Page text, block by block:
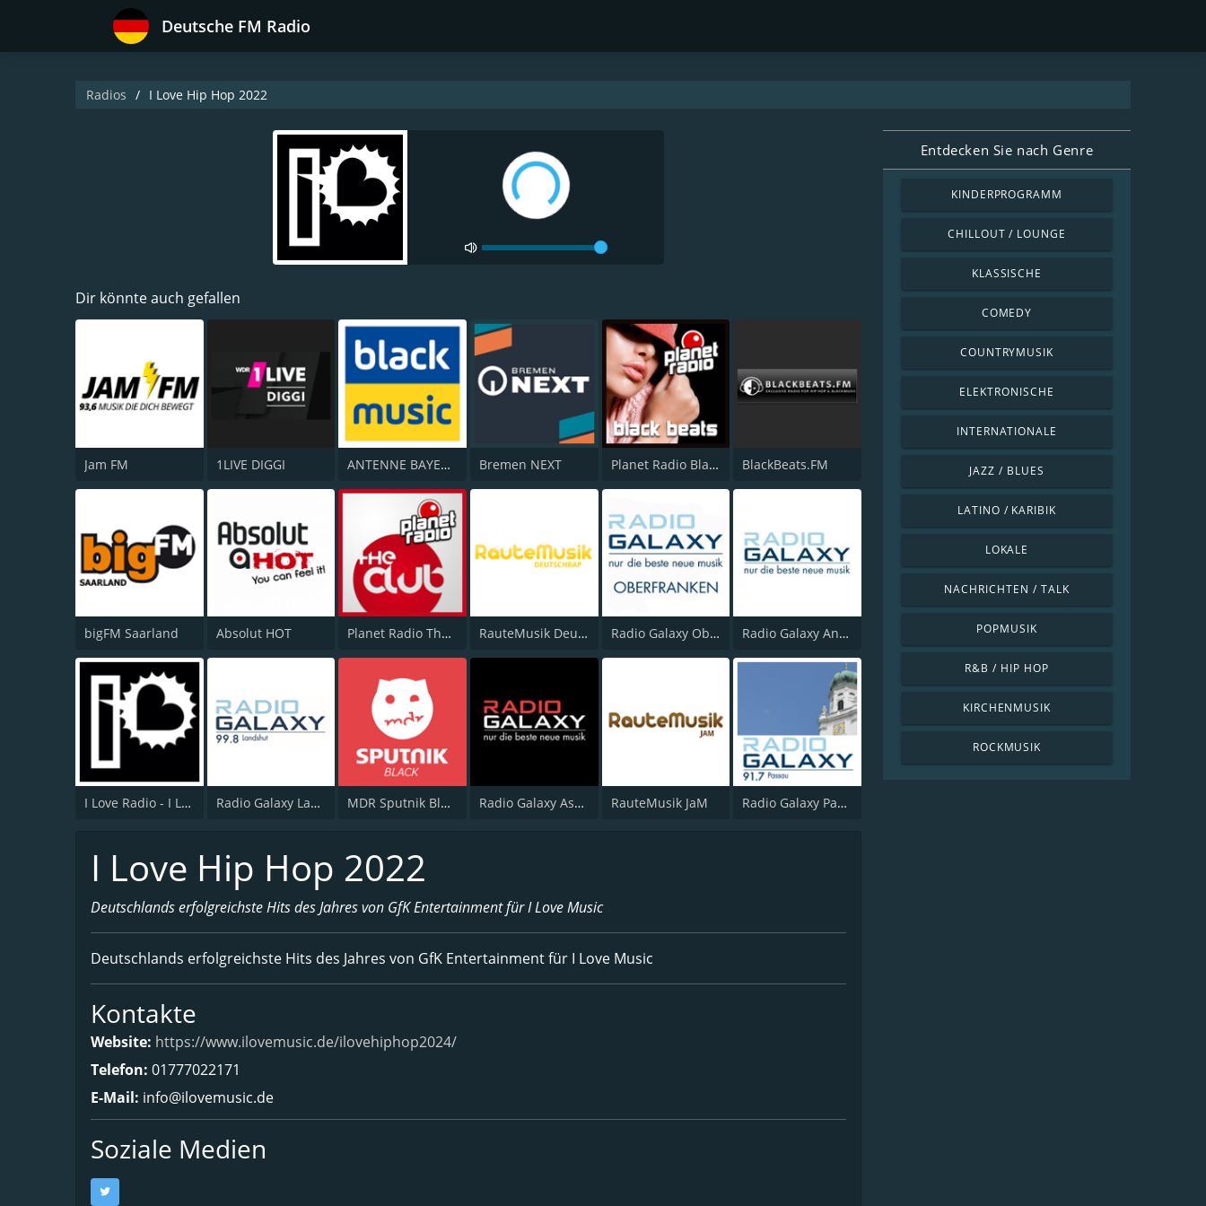
Deutsche FM Radio
Radios I Love Hip Hop 2022
Dir könnte auch gefallen
Jam FM 1LIVE DIGGI ANTENNE BAYERN Black Beatz Bremen NEXT Planet Radio Black Beats BlackBeats.FM
bigFM Saarland Absolut HOT Planet Radio The Club RauteMusik DeutschRap Radio Galaxy Oberfranken Radio Galaxy Ansbach
I Love Radio - I Love the Battle Radio Galaxy Landshut MDR Sputnik Black Radio Galaxy Aschaffenburg RauteMusik JaM Radio Galaxy Passau
I Love Hip Hop 2022
Deutschlands erfolgreichste Hits des Jahres von GfK Entertainment für I Love Music
Deutschlands erfolgreichste Hits des Jahres von GfK Entertainment für I Love Music
Kontakte
Website: https://www.ilovemusic.de/ilovehiphop2024/
Telefon: 01777022171
E-Mail: info@ilovemusic.de
Soziale Medien
Entdecken Sie nach Genre
KINDERPROGRAMM
CHILLOUT / LOUNGE
KLASSISCHE
COMEDY
COUNTRYMUSIK
ELEKTRONISCHE
INTERNATIONALE
JAZZ / BLUES
LATINO / KARIBIK
LOKALE
NACHRICHTEN / TALK
POPMUSIK
R&B / HIP HOP
KIRCHENMUSIK
ROCKMUSIK